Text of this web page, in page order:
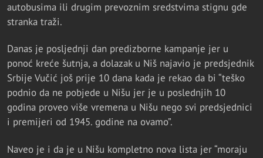
autobusima ili drugim prevoznim sredstvima stignu gde
stranka traži.
Danas je posljednji dan predizborne kampanje jer u
ponoć kreće šutnja, a dolazak u Niš najavio je predsjednik
Srbije Vučić još prije 10 dana kada je rekao da bi “teško
podnio da ne pobjede u Nišu jer je u poslednjih 10
godina proveo više vremena u Nišu nego svi predsjednici
i premijeri od 1945. godine na ovamo”.
Naveo je i da je u Nišu kompletno nova lista jer “moraju